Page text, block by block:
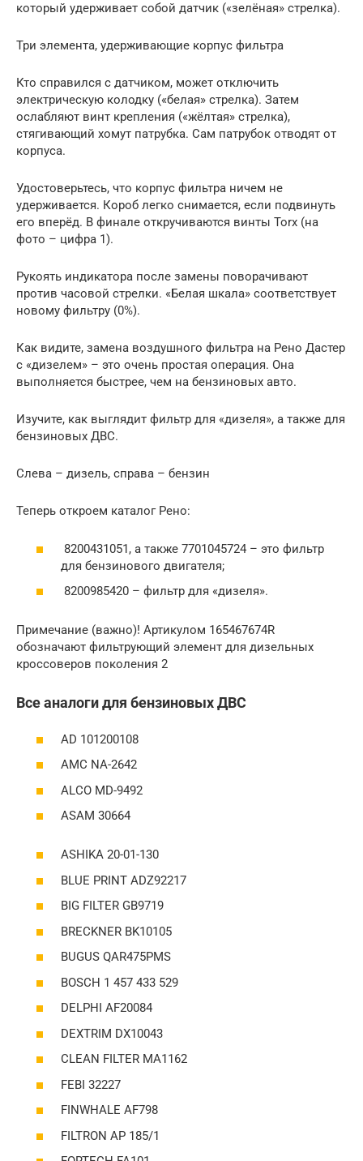
который удерживает собой датчик («зелёная» стрелка).
Три элемента, удерживающие корпус фильтра
Кто справился с датчиком, может отключить
электрическую колодку («белая» стрелка). Затем
ослабляют винт крепления («жёлтая» стрелка),
стягивающий хомут патрубка. Сам патрубок отводят от
корпуса.
Удостоверьтесь, что корпус фильтра ничем не
удерживается. Короб легко снимается, если подвинуть
его вперёд. В финале откручиваются винты Torx (на
фото – цифра 1).
Рукоять индикатора после замены поворачивают
против часовой стрелки. «Белая шкала» соответствует
новому фильтру (0%).
Как видите, замена воздушного фильтра на Рено Дастер
с «дизелем» – это очень простая операция. Она
выполняется быстрее, чем на бензиновых авто.
Изучите, как выглядит фильтр для «дизеля», а также для
бензиновых ДВС.
Слева – дизель, справа – бензин
Теперь откроем каталог Рено:
8200431051, а также 7701045724 – это фильтр
для бензинового двигателя;
8200985420 – фильтр для «дизеля».
Примечание (важно)! Артикулом 165467674R
обозначают фильтрующий элемент для дизельных
кроссоверов поколения 2
Все аналоги для бензиновых ДВС
AD 101200108
AMC NA-2642
ALCO MD-9492
ASAM 30664
ASHIKA 20-01-130
BLUE PRINT ADZ92217
BIG FILTER GB9719
BRECKNER BK10105
BUGUS QAR475PMS
BOSCH 1 457 433 529
DELPHI AF20084
DEXTRIM DX10043
CLEAN FILTER MA1162
FEBI 32227
FINWHALE AF798
FILTRON AP 185/1